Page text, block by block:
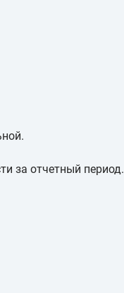
за отчетный период.